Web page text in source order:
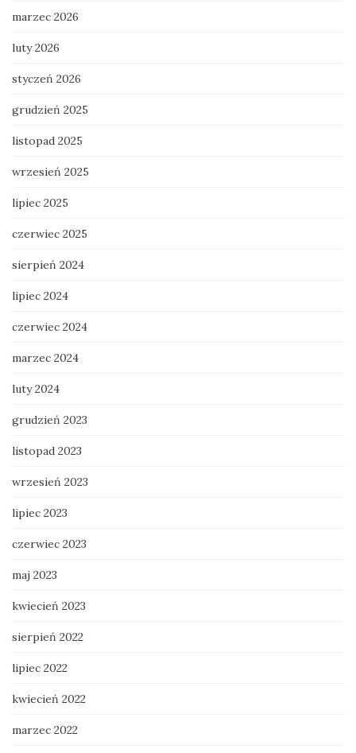
marzec 2026
luty 2026
styczeń 2026
grudzień 2025
listopad 2025
wrzesień 2025
lipiec 2025
czerwiec 2025
sierpień 2024
lipiec 2024
czerwiec 2024
marzec 2024
luty 2024
grudzień 2023
listopad 2023
wrzesień 2023
lipiec 2023
czerwiec 2023
maj 2023
kwiecień 2023
sierpień 2022
lipiec 2022
kwiecień 2022
marzec 2022